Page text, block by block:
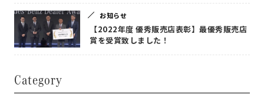
お知らせ
【2022年度 優秀販売店表彰】最優秀販売店
賞を受賞致しました！
Category